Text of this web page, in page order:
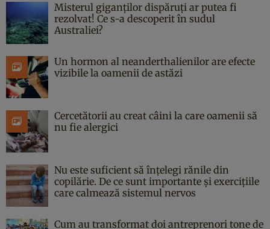
Misterul giganților dispăruți ar putea fi
rezolvat! Ce s-a descoperit în sudul
Australiei?
Un hormon al neanderthalienilor are efecte
vizibile la oamenii de astăzi
Cercetătorii au creat câini la care oamenii să
nu fie alergici
Nu este suficient să înțelegi rănile din
copilărie. De ce sunt importante și exercițiile
care calmează sistemul nervos
Cum au transformat doi antreprenori tone de